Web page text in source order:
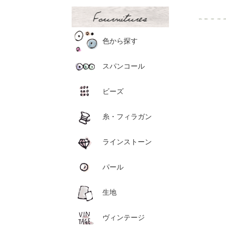
色から探す
スパンコール
ビーズ
糸・フィラガン
ラインストーン
パール
生地
ヴィンテージ